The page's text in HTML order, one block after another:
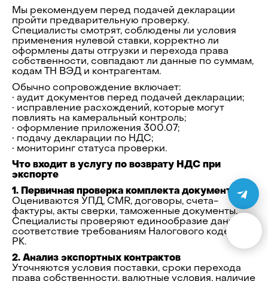
Мы рекомендуем перед подачей декларации
пройти предварительную проверку.
Специалисты смотрят, соблюдены ли условия
применения нулевой ставки, корректно ли
оформлены даты отгрузки и перехода права
собственности, совпадают ли данные по суммам,
кодам ТН ВЭД и контрагентам.
Обычно сопровождение включает:
• аудит документов перед подачей декларации;
• исправление расхождений, которые могут
повлиять на камеральный контроль;
• оформление приложения 300.07;
• подачу декларации по НДС;
• мониторинг статуса проверки.
Что входит в услугу по возврату НДС при
экспорте
1. Первичная проверка комплекта документов
Оцениваются УПД, CMR, договоры, счета-
фактуры, акты сверки, таможенные документы.
Специалисты проверяют единообразие данных и
соответствие требованиям Налогового кодекса
РК.
2. Анализ экспортных контрактов
Уточняются условия поставки, сроки перехода
права собственности, валютные условия, наличие